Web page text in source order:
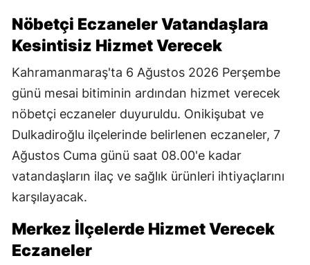
Nöbetçi Eczaneler Vatandaşlara
Kesintisiz Hizmet Verecek
Kahramanmaraş'ta 6 Ağustos 2026 Perşembe
günü mesai bitiminin ardından hizmet verecek
nöbetçi eczaneler duyuruldu. Onikişubat ve
Dulkadiroğlu ilçelerinde belirlenen eczaneler, 7
Ağustos Cuma günü saat 08.00'e kadar
vatandaşların ilaç ve sağlık ürünleri ihtiyaçlarını
karşılayacak.
Merkez İlçelerde Hizmet Verecek
Eczaneler